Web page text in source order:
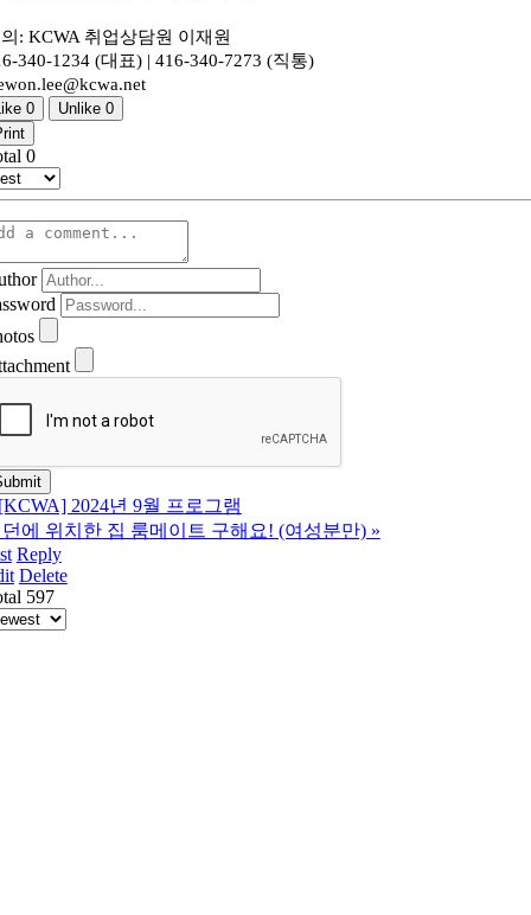
: KCWA 취업상담원 이재원
340-1234 (대표) | 416-340-7273 (직통)
0 Unlike 0
0
2024년 9월 프로그램
에 위치한 집 룸메이트 구해요! (여성분만) »
Reply
Delete
597